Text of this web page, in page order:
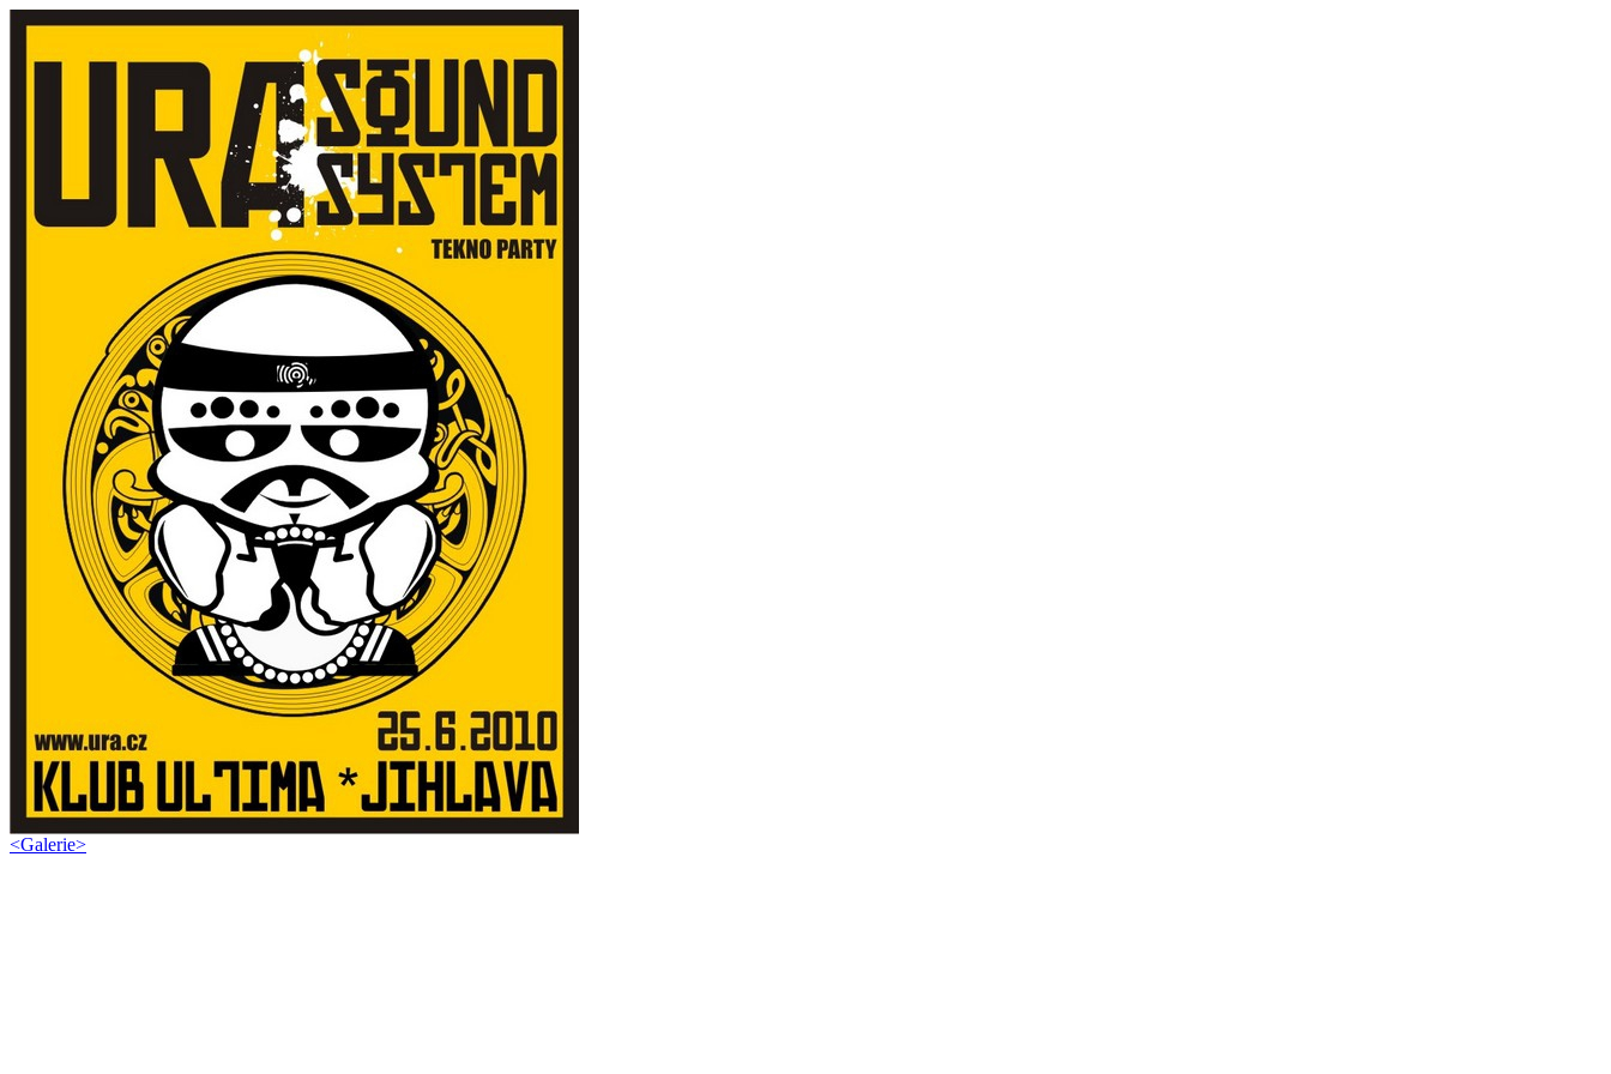
<Galerie>